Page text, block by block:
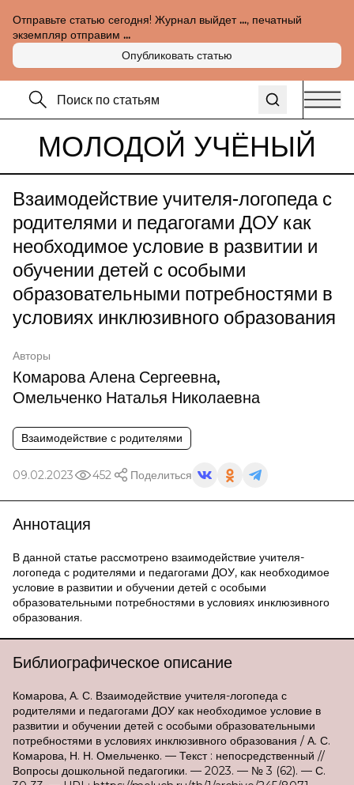
Отправьте статью сегодня! Журнал выйдет..., печатный
экземпляр отправим ...
Опубликовать статью
МОЛОДОЙ УЧЁНЫЙ
Взаимодействие учителя-логопеда с
родителями и педагогами ДОУ как
необходимое условие в развитии и
обучении детей с особыми
образовательными потребностями в
условиях инклюзивного образования
Авторы
Комарова Алена Сергеевна,
Омельченко Наталья Николаевна
Взаимодействие с родителями
09.02.2023 452 Поделиться
Аннотация
В данной статье рассмотрено взаимодействие учителя-
логопеда с родителями и педагогами ДОУ, как необходимое
условие в развитии и обучении детей с особыми
образовательными потребностями в условиях инклюзивного
образования.
Библиографическое описание
Комарова, А. С. Взаимодействие учителя-логопеда с
родителями и педагогами ДОУ как необходимое условие в
развитии и обучении детей с особыми образовательными
потребностями в условиях инклюзивного образования / А. С.
Комарова, Н. Н. Омельченко. — Текст : непосредственный //
Вопросы дошкольной педагогики. — 2023. — № 3 (62). — С.